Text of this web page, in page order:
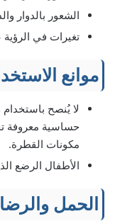
الشعور بالدوار
تغيرات في
موانع
لا يُنصح
حساسية معروفة
مكونات القطرة.
الأطفال الرضع
الحمل